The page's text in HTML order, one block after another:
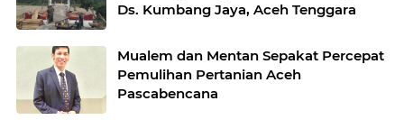
Ds. Kumbang Jaya, Aceh Tenggara
Mualem dan Mentan Sepakat Percepat
Pemulihan Pertanian Aceh
Pascabencana